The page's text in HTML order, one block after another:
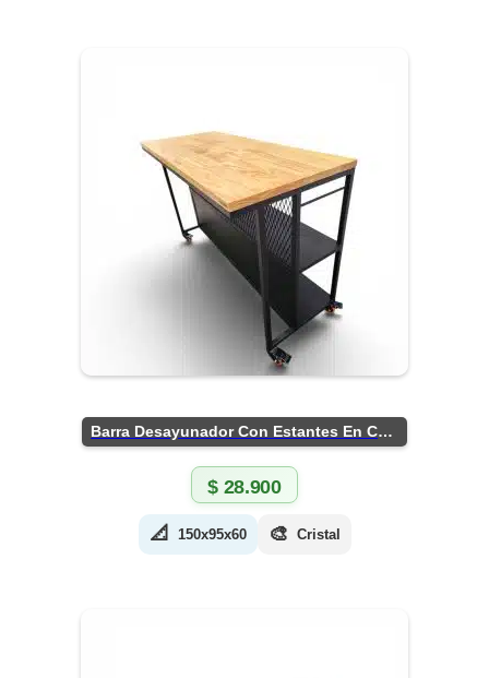
Barra Desayunador Con Estantes En Chapa
$28.900
📐 150x95x60 🎨 Cristal